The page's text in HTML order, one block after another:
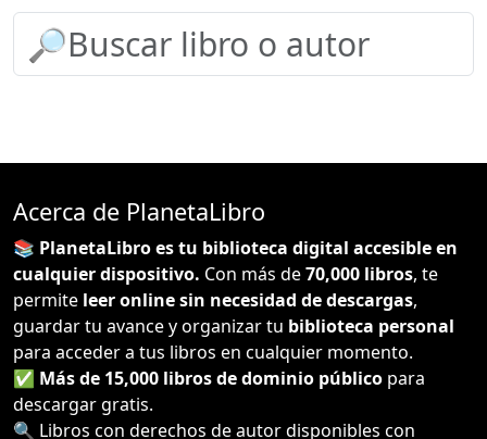
Acerca de PlanetaLibro
📚 PlanetaLibro es tu biblioteca digital accesible en
cualquier dispositivo. Con más de70,000 libros, te
permite leer online sin necesidad de descargas,
guardar tu avance y organizar tu biblioteca personal
para acceder a tus libros en cualquier momento.
✅ Más de 15,000 libros de dominio público para
descargar gratis.
🔍 Libros con derechos de autor disponibles con